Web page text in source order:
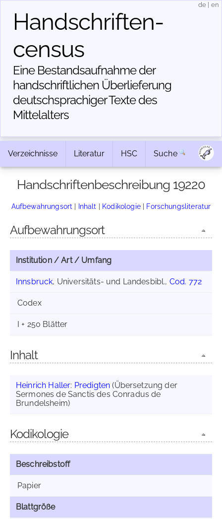
Handschriften­
census
Eine Bestandsaufnahme der
handschriftlichen Über­lieferung
deutschsprachiger Texte des
Mittelalters
de en
Verzeichnisse Literatur HSC Suche
Handschriftenbeschreibung 19220
Aufbewahrungsort | Inhalt | Kodikologie| Forschungsliteratur
Aufbewahrungsort
Institution / Art / Umfang
Innsbruck, Universitäts- und Landesbibl., Cod. 772
Codex
I + 250 Blätter
Inhalt
Heinrich Haller: Predigten (Übersetzung der
Sermones de Sanctis des Conradus de
Brundelsheim)
Kodikologie
Beschreibstoff
Papier
Blattgröße